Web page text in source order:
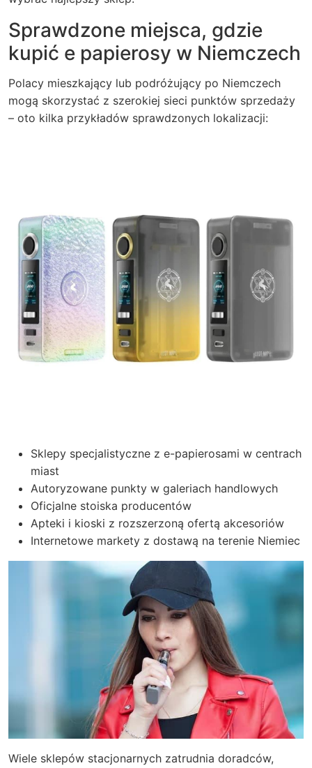
Sprawdzone miejsca, gdzie
kupić e papierosy w Niemczech
Polacy mieszkający lub podróżujący po Niemczech
mogą skorzystać z szerokiej sieci punktów sprzedaży
– oto kilka przykładów sprawdzonych lokalizacji:
Sklepy specjalistyczne z e-papierosami w centrach
miast
Autoryzowane punkty w galeriach handlowych
Oficjalne stoiska producentów
Apteki i kioski z rozszerzoną ofertą akcesoriów
Internetowe markety z dostawą na terenie Niemiec
Wiele sklepów stacjonarnych zatrudnia doradców,